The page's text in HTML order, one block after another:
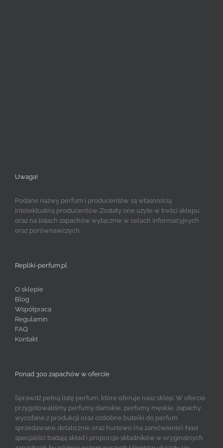
Uwaga!
Podane nazwy perfum i producentów są własnością
intelektualną producentów. Zostały one użyte w treści sklepu
oraz na listach zapachów wyłącznie w celach informacyjnych
oraz porównawczych.
Repliki-perfum.pl
O sklepie
Blog
Współpraca
Regulamin
FAQ
Kontakt
Ponad 300 zapachów w ofercie
Sprawdź pełną listę perfum, które oferuje nasz sklep. W ofercie
przygotowaliśmy perfumy damskie, perfumy męskie, zapachy
wycofane z produkcji oraz ozdobne butelki do perfum
sprzedawane detalicznie oraz hurtowo (na zamówienie). Nasi
specjaliści badają skład i proporcje składników w oryginalnych